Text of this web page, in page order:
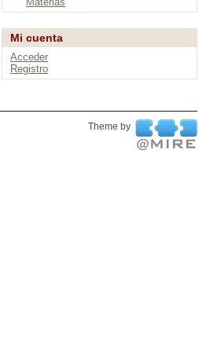
Mi cuenta
Acceder
Registro
Theme by